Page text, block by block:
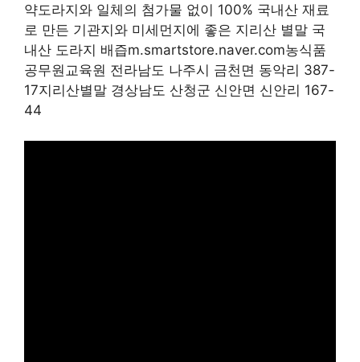
약도라지와 일체의 첨가물 없이 100% 국내산 재료
로 만든 기관지와 미세먼지에 좋은 지리산 별말 국
내산 도라지 배즙m.smartstore.naver.com농식품
공무원교육원 전라남도 나주시 금천면 동악리 387-
17지리산별말 경상남도 산청군 신안면 신안리 167-
44